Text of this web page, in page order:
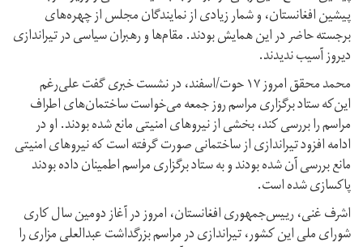
پیشین افغانستان، و شمار زیادی از نمایندگان مجلس از چهره‌های
برجسته حاضر در این همایش بودند. مقام‌ها و رهبران سیاسی در تیراندازی
دیروز آسیب ندیدند.
محمد محقق امروز ۱۷ حوت/اسفند، در نشست خبری گفت علی‌رغم
این‌که ستاد برگزاری مراسم روز جمعه می‌خواست ساختمان‌های اطراف
مراسم را بررسی کند، بخشی از نیروهای امنیتی مانع شده‌ بودند. او در
ادامه افزود تیراندازی از ساختمانی صورت گرفته است که نیروهای امنیتی
مانع بررسی آن شده بودند و به ستاد برگزاری مراسم اطمینان داده بودند
پاکسازی شده است.
اشرف غنی، رییس‌جمهوری افغانستان، امروز در آغاز دومین سال کاری
شورای ملی این کشور، تیراندازی در مراسم بزرگداشت عبدالعلی مزاری را